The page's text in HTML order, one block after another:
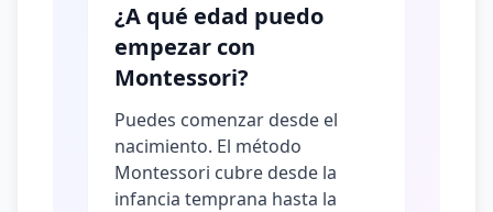
¿A qué edad puedo
empezar con
Montessori?
Puedes comenzar desde el
nacimiento. El método
Montessori cubre desde la
infancia temprana hasta la